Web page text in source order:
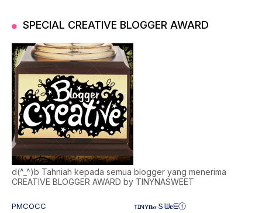
SPECIAL CREATIVE BLOGGER AWARD
d(^_^)b Tahniah kepada semua blogger yang menerima
CREATIVE BLOGGER AWARD by TINYNASWEET
PMCOCC
ᴛɪɴʏ𝐧𝒶Ｓᗯ𝐞ᗴⓣ